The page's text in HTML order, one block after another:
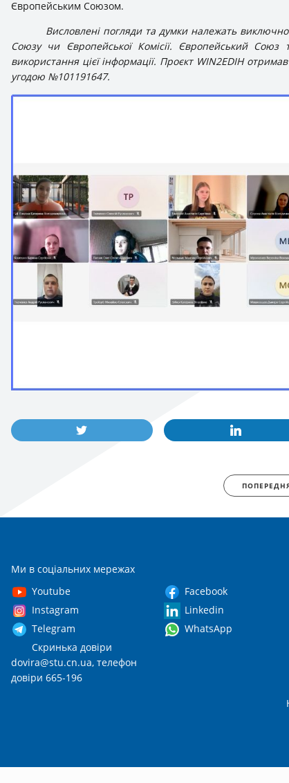
Європейським Союзом.
Висловлені погляди та думки належать
Союзу чи Європейської Комісії. Європейський Союз
використання цієї інформації. Проєкт WIN2EDIH
угодою №101191647.
Ми в соціальних мережах
Youtube
Facebook
Instagram
Linkedin
Telegram
WhatsApp
Скринька довіри
dovira@stu.cn.ua, телефон
довіри 665-196